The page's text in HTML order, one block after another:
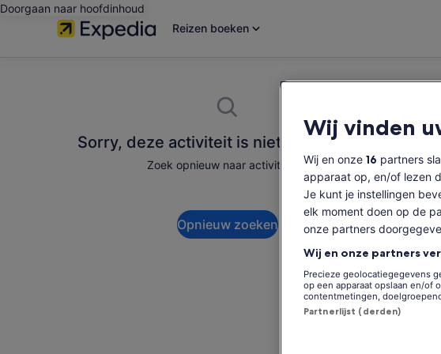
Doorgaan naar hoofdinhoud
Reizen boeken
Sorry, deze activiteit is niet beschikbaar
Zoek opnieuw naar activiteiten.
Opnieuw zoeken
Wij vinden
Wij en onze 16 partners
apparaat op, en/of lezen
Je kunt je instellingen
elk moment doen op de
onze partners
Wij en onze partners
Precieze geolocatiegegevens
op een apparaat opslaan en/of
contentmetingen,
Partnerlijst (derden)